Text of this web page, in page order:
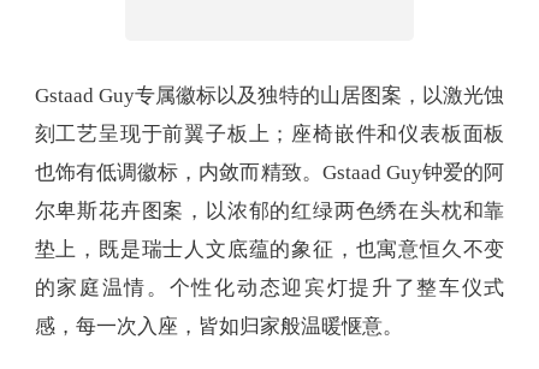
Gstaad Guy专属徽标以及独特的山居图案，以激光蚀
刻工艺呈现于前翼子板上；座椅嵌件和仪表板面板
也饰有低调徽标，内敛而精致。Gstaad Guy钟爱的阿
尔卑斯花卉图案，以浓郁的红绿两色绣在头枕和靠
垫上，既是瑞士人文底蕴的象征，也寓意恒久不变
的家庭温情。个性化动态迎宾灯提升了整车仪式
感，每一次入座，皆如归家般温暖惬意。